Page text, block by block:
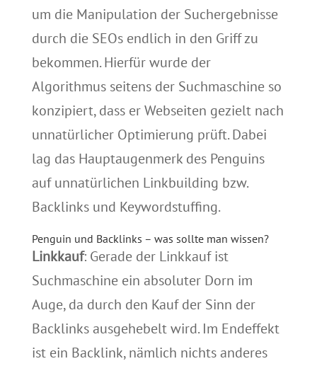
um die Manipulation der Suchergebnisse
durch die SEOs endlich in den Griff zu
bekommen. Hierfür wurde der
Algorithmus seitens der Suchmaschine so
konzipiert, dass er Webseiten gezielt nach
unnatürlicher Optimierung prüft. Dabei
lag das Hauptaugenmerk des Penguins
auf unnatürlichen Linkbuilding bzw.
Backlinks und Keywordstuffing.
Penguin und Backlinks – was sollte man wissen?
Linkkauf: Gerade der Linkkauf ist
Suchmaschine ein absoluter Dorn im
Auge, da durch den Kauf der Sinn der
Backlinks ausgehebelt wird. Im Endeffekt
ist ein Backlink, nämlich nichts anderes